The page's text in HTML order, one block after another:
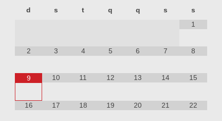
d s t q q s
s
1
2 3 4 5 6 7 8
9 10 11 12 13 14 15
16 17 18 19 20 21 22